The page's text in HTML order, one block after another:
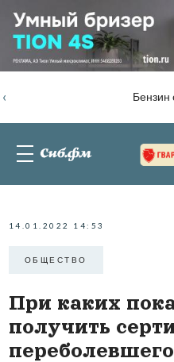
Бензин
‹
14.01.2022 14:53
ОБЩЕСТВО
При каких
получить